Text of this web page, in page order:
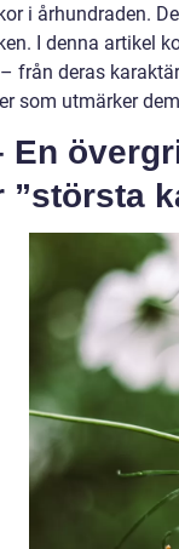
i århundraden.
I denna artikel
från deras
som utmärker
En
”största